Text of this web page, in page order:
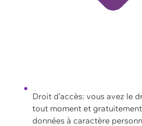
Droit d'accès: vous avez le
tout moment et
données à caractère